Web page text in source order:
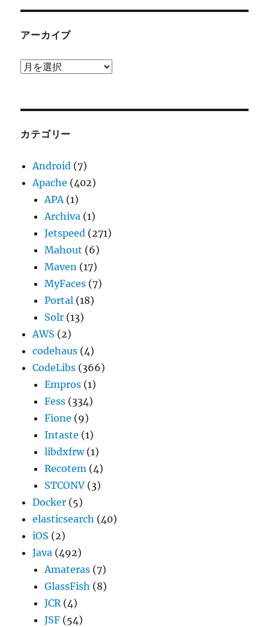
アーカイブ
ア
ブ
カテゴリー
Android (7)
Apache (402)
APA(1)
Archiva (1)
Jetspeed (271)
Mahout (6)
Maven (17)
MyFaces (7)
Portal (18)
Solr (13)
AWS (2)
codehaus (4)
CodeLibs (366)
Empros (1)
Fess (334)
Fione (9)
Intaste (1)
libdxfrw(1)
Recotem (4)
STCONV (3)
Docker (5)
elasticsearch (40)
iOS (2)
Java (492)
Amateras (7)
GlassFish (8)
JCR(4)
JSF (54)